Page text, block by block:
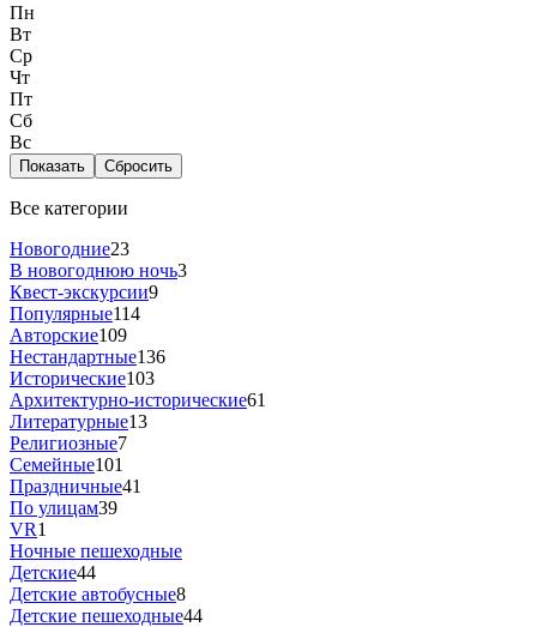
Пн
Вт
Ср
Чт
Пт
Сб
Вс
Показать Сбросить
Все категории
Новогодние23
В новогоднюю ночь3
Квест-экскурсии9
Популярные114
Авторские109
Нестандартные136
Исторические103
Архитектурно-исторические61
Литературные13
Религиозные7
Семейные101
Праздничные41
По улицам39
VR1
Ночные пешеходные
Детские44
Детские автобусные8
Детские пешеходные44